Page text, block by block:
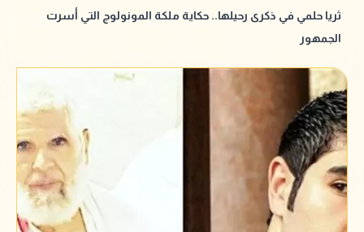
ثريا حلمي في ذكرى رحيلها.. حكاية ملكة المونولوج التي أسرت
الجمهور